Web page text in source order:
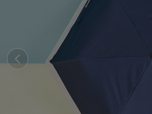
ームウェア (535)
ACYM
アシーム